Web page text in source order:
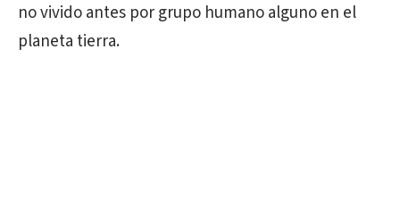
no vivido antes por grupo humano alguno en el
planeta tierra.